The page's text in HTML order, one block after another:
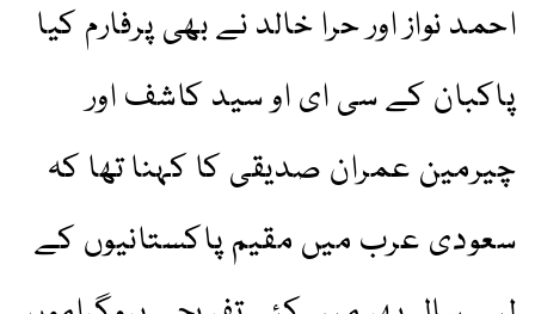
احمد نواز اور حرا خالد نے بھی پرفارم کیا
پاکبان کے سی ای او سید کاشف اور
چیرمین عمران صدیقی کا کہنا تھا کہ
سعودی عرب میں مقیم پاکستانیوں کے